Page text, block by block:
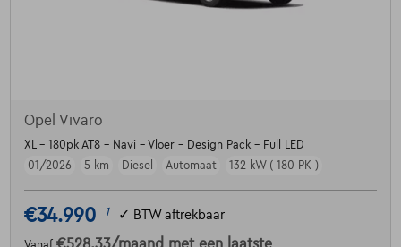
Opel Vivaro
XL - 180pk AT8 - Navi - Vloer - Design Pack - Full LED
01/2026
5 km Diesel Automaat 132 kW ( 180 PK )
€34.990 1 ✓ BTW aftrekbaar